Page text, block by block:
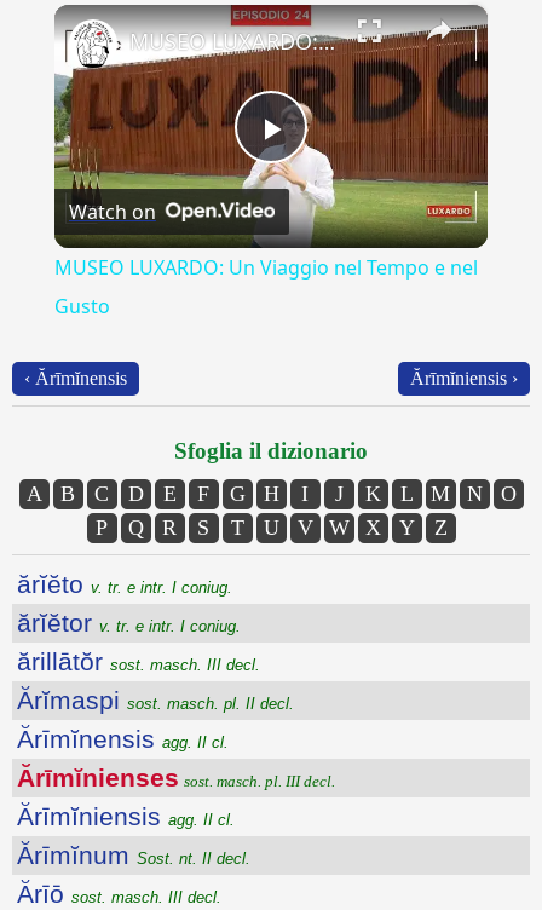
Fullscreen ×
Play
Video
MUSEO LUXARDO: Un Viaggio nel Tempo e nel Gusto
Watch on
MUSEO LUXARDO: Un Viaggio nel Tempo e nel
Gusto
‹ Ărīmĭnensis Ărīmĭniensis ›
Sfoglia il dizionario
A B C D E F G H I J K L M N
O
P
Q R S T U V W X Y Z
ărĭĕto v. tr. e intr. I coniug.
ărĭĕtor v. tr. e intr. I coniug.
ărillātŏr sost. masch. III decl.
Ărĭmaspi sost. masch. pl. II decl.
Ărīmĭnensis agg. II cl.
Ărīmĭnienses sost. masch. pl. III decl.
Ărīmĭniensis agg. II cl.
Ărīmĭnum Sost. nt. II decl.
Ărīō sost. masch. III decl.